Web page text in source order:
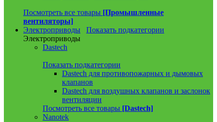
Посмотреть все товары [Промышленные
вентиляторы]
Электроприводы
Показать подкатегории
Электроприводы
Dastech
Показать подкатегории
Dastech для противопожарных и дымовых
клапанов
Dastech для воздушных клапанов и заслонок
вентиляции
Посмотреть все товары [Dastech]
Nanotek